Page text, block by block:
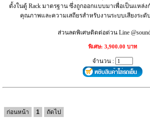
ตั้งในตู้ Rack มาตรฐาน ซึ่งถูกออกแบบมาเพื่อเป็นแหล่ง
คุณภาพและความเสถียรสำหรับงานระบบเสียงระดั
ส่วนลดพิเศษติดต่อด่วน Line
พิเศษ: 3,900.00 บาท
จำนวน :
ก่อนหน้า 1 ถัดไป